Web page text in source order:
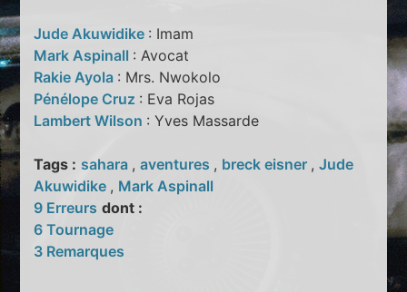
Jude Akuwidike : Imam
Mark Aspinall : Avocat
Rakie Ayola : Mrs. Nwokolo
Pénélope Cruz : Eva Rojas
Lambert Wilson : Yves Massarde
Tags : sahara ,aventures , breck eisner ,Jude
Akuwidike , Mark Aspinall
9 Erreurs dont :
6 Tournage
3 Remarques